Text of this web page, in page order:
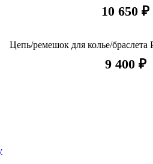
10 650 ₽
Цепь/ремешок для колье/браслета
9 400 ₽